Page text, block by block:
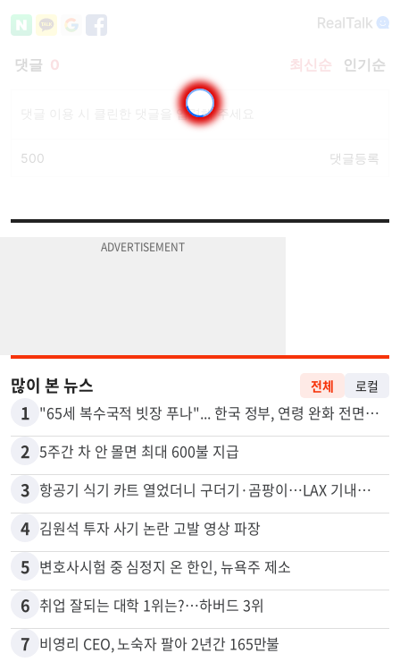
1
2 5주간 차 안 몰면 최대 600불 지급
3
4 김원석 투자 사기 논란 고발 영상 파장
5 변호사시험 중 심정지 온 한인, 뉴욕주 제소
6 취업 잘되는 대학 1위는?…하버드 3위